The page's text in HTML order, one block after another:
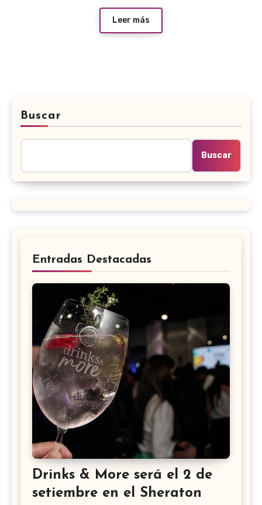
Leer más
Buscar
Buscar
Entradas Destacadas
Drinks & More será el 2 de
setiembre en el Sheraton